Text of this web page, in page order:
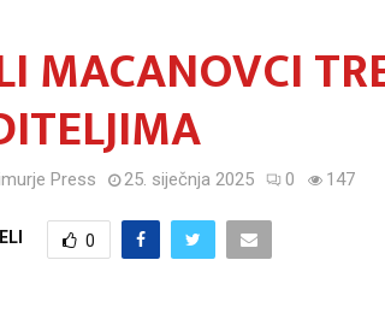
MACANOVCI
Press 25. siječnja 2025 0 147
0